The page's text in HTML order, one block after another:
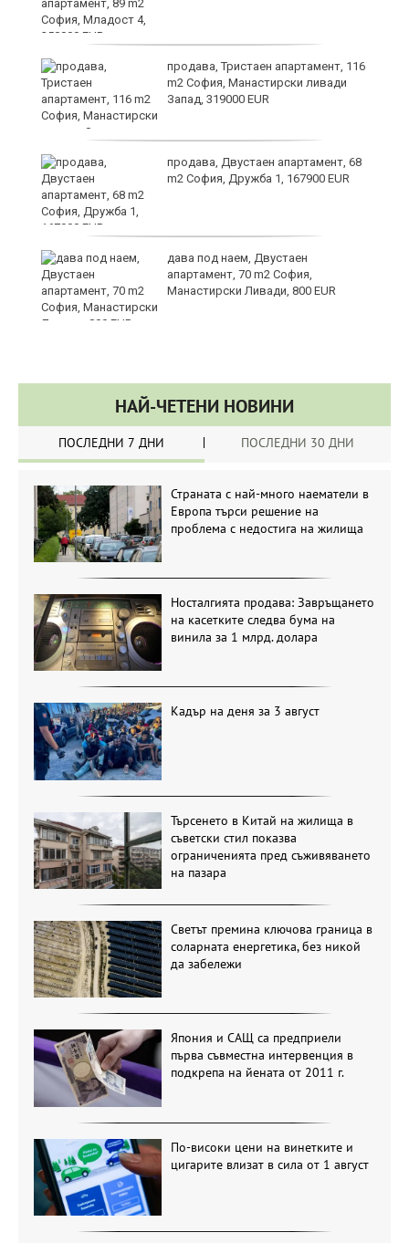
продава, Тристаен апартамент, 116
m2 София, Манастирски ливади
Запад, 319000 EUR
продава, Двустаен апартамент, 68
m2 София, Дружба 1, 167900 EUR
дава под наем, Двустаен
апартамент, 70 m2 София,
Манастирски Ливади, 800 EUR
НАЙ-ЧЕТЕНИ НОВИНИ
ПОСЛЕДНИ 7 ДНИ ПОСЛЕДНИ 30 ДНИ
Страната с най-много наематели в
Европа търси решение на
проблема с недостига на жилища
Носталгията продава: Завръщането
на касетките следва бума на
винила за 1 млрд. долара
Кадър на деня за 3 август
Търсенето в Китай на жилища в
съветски стил показва
ограниченията пред съживяването
на пазара
Светът премина ключова граница в
соларната енергетика, без никой
да забележи
Япония и САЩ са предприели
първа съвместна интервенция в
подкрепа на йената от 2011 г.
По-високи цени на винетките и
цигарите влизат в сила от 1 август